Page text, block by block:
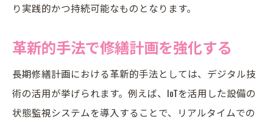
り実践的かつ持続可能なものとなります。
革新的手法で修繕計画を強化する
長期修繕計画における革新的手法としては、デジタル技
術の活用が挙げられます。例えば、IoTを活用した設備の
状態監視システムを導入することで、リアルタイムでの